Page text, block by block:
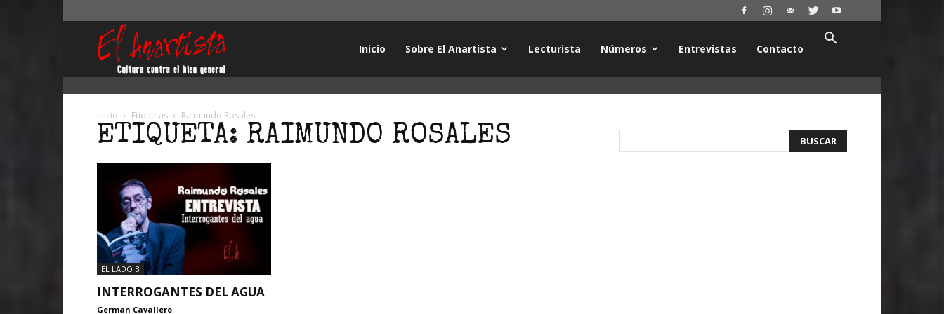
Inicio Sobre El Anartista Lecturista Números Entrevistas Contacto
Inicio Etiquetas Raimundo Rosales
ETIQUETA: RAIMUNDO ROSALES
EL LADO B
INTERROGANTES DEL AGUA
German Cavallero